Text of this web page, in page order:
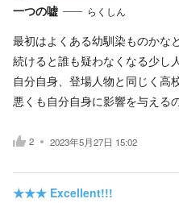
一つの嘘
らくしん
最初はよくある幼馴染ものかな
続けると誰も疑わなくなる少し
自分自身、登場人物と同じく高
悪くも自分自身に影響を与える
2 2023年5月27日 15:02
★★★ Excellent!!!